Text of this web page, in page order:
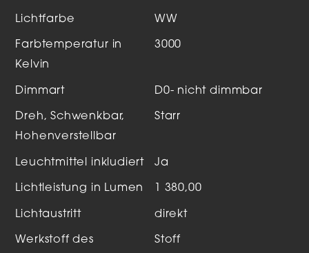
Lichtfarbe WW
Farbtemperatur in
Kelvin
3000
Dimmart D0- nicht dimmbar
Dreh, Schwenkbar,
Hohenverstellbar
Starr
Leuchtmittel inkludiert Ja
Lichtleistung in Lumen 1 380,00
Lichtaustritt direkt
Werkstoff des
Stoff